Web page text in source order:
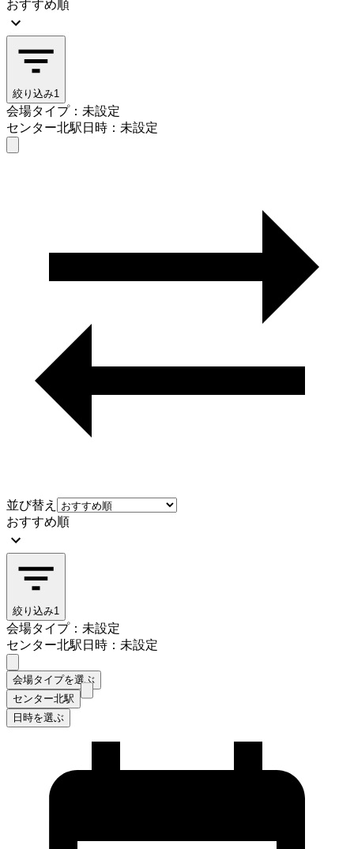
おすすめ順
絞り込み1
会場タイプ：未設定
センター北駅日時：未設定
並び替え
おすすめ順
絞り込み1
会場タイプ：未設定
センター北駅日時：未設定
会場タイプを選ぶ
センター北駅
日時を選ぶ